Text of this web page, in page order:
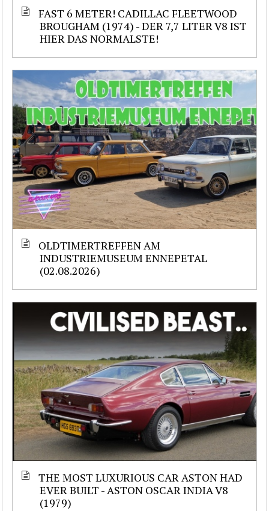
FAST 6 METER! CADILLAC FLEETWOOD
BROUGHAM (1974) - DER 7,7 LITER V8 IST
HIER DAS NORMALSTE!
OLDTIMERTREFFEN AM
INDUSTRIEMUSEUM ENNEPETAL
(02.08.2026)
THE MOST LUXURIOUS CAR ASTON HAD
EVER BUILT - ASTON OSCAR INDIA V8
(1979)